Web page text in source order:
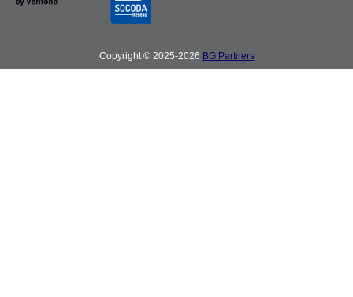
Copyright © 2025-2026 BG Partners